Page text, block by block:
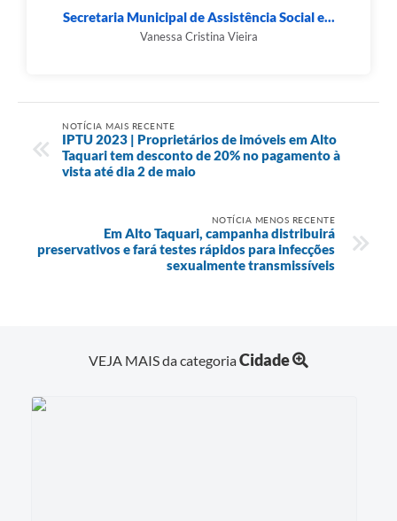
Secretaria Municipal de Assistência Social e...
Vanessa Cristina Vieira
NOTÍCIA MAIS RECENTE
IPTU 2023 | Proprietários de imóveis em Alto
Taquari tem desconto de 20% no pagamento à
vista até dia 2 de maio
NOTÍCIA MENOS RECENTE
Em Alto Taquari, campanha distribuirá
preservativos e fará testes rápidos para infecções
sexualmente transmissíveis
VEJA MAIS da categoriaCidade